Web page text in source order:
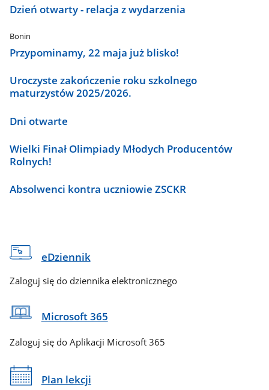
Dzień otwarty - relacja z wydarzenia
Bonin
Przypominamy, 22 maja już blisko!
Uroczyste zakończenie roku szkolnego
maturzystów 2025/2026.
Dni otwarte
Wielki Finał Olimpiady Młodych Producentów
Rolnych!
Absolwenci kontra uczniowie ZSCKR
eDziennik
Zaloguj się do dziennika elektronicznego
Microsoft 365
Zaloguj się do Aplikacji Microsoft 365
Plan lekcji